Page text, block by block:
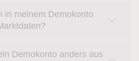
in meinem Demokonto
Demokonto anders aus